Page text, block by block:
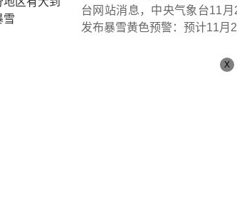
台网站消息，中央气象台11
发布暴雪黄色预警：预计11月
X